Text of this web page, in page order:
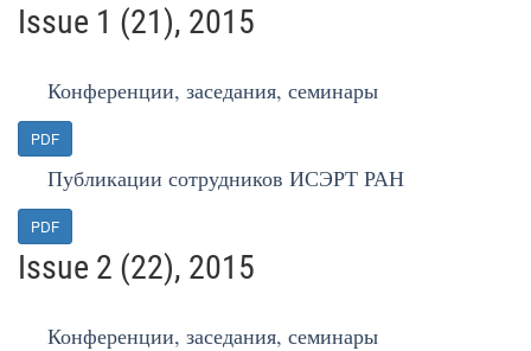
Issue 1 (21), 2015
Конференции, заседания, семинары
PDF
Публикации сотрудников ИСЭРТ РАН
PDF
Issue 2 (22), 2015
Конференции, заседания, семинары